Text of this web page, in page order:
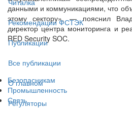
Читалка
Рекомендации ФСТЭК
Публикации
Все публикации
О главном
Регуляторы
данными и коммуникациями, что
этому сектору», — пояснил
директор центра мониторинга и
RED Security SOC.
Безопасникам
Промышленность
Связь